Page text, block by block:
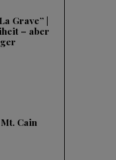
Grave” |
– aber
Cain